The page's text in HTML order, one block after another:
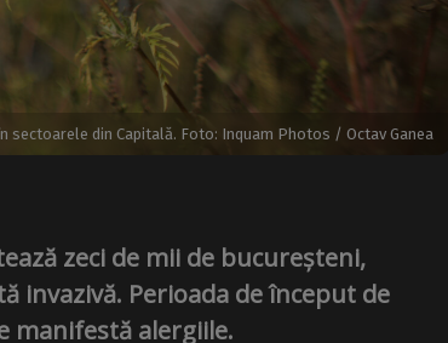
sectoarele din Capitală. Foto: Inquam Photos / Octav Ganea
zeci de mii de bucureșteni,
invazivă. Perioada de început de
manifestă alergiile.